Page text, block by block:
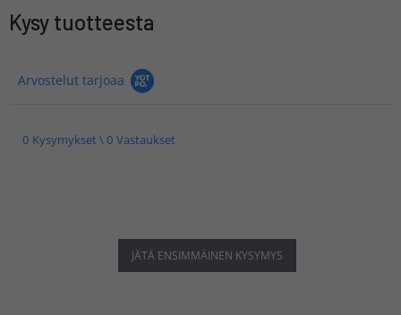
Kysy tuotteesta
Arvostelut tarjoaa
0 Kysymykset \ 0 Vastaukset
JÄTÄ ENSIMMÄINEN KYSYMYS